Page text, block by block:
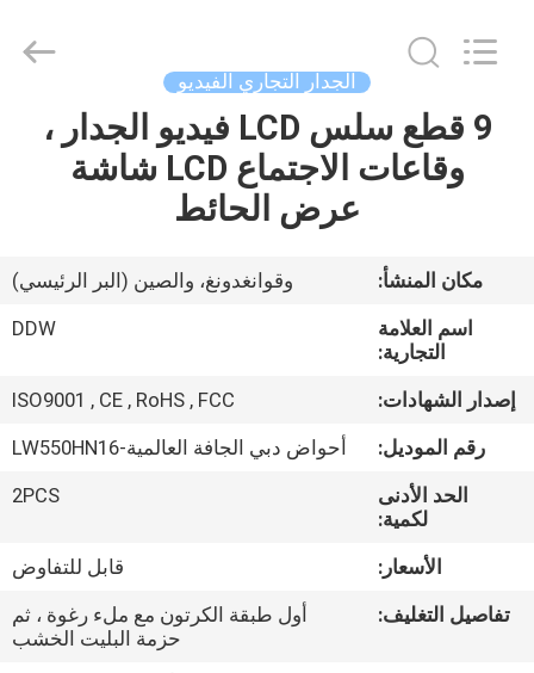
الصفحة
الرئيسية
معلومات
جولة
مراقبة
الجودة
Technology
Reserved.
الجدار التجاري الفيديو
9 قطع سلس LCD فيديو الجدار ،
وقاعات الاجتماع LCD شاشة
عرض الحائط
مكان المنشأ:
وقوانغدونغ، والصين (البر الرئيسي)
اسم العلامة
التجارية:
DDW
إصدار الشهادات:
ISO9001 , CE , RoHS , FCC
رقم الموديل:
أحواض دبي الجافة العالمية-LW550HN16
الحد الأدنى
لكمية:
2PCS
الأسعار:
قابل للتفاوض
تفاصيل التغليف:
أول طبقة الكرتون مع ملء رغوة ، ثم
حزمة البليت الخشب